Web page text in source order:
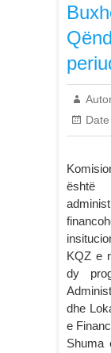
Date
është
KQZ e
dy
dhe
e
Shuma